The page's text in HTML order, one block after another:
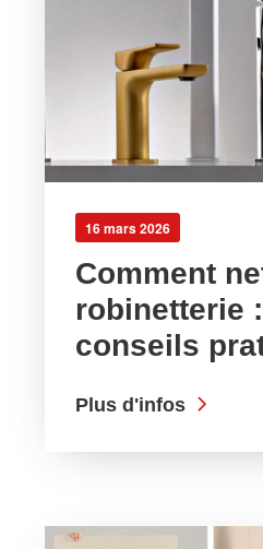
16 mars 2026
Comment
robinetterie
conseils
Plus d'infos